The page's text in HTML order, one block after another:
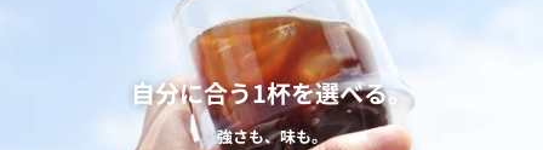
自分に合う1杯を選べる。
強さも、味も。